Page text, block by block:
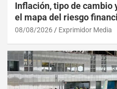
Inflación, tipo de cambio
el mapa del riesgo
08/08/2026 Exprimidor Media